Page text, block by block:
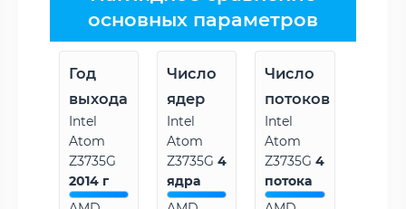
основных параметров
Год
выхода
Intel
Atom
Z3735G
2014 г
Число
ядер
Intel
Atom
Z3735G4
ядра
Число
потоков
Intel
Atom
Z3735G4
потока